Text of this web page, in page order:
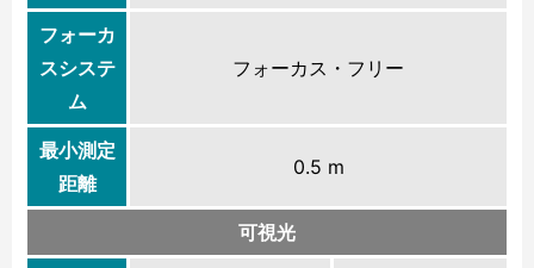
フォーカ
スシステ
ム
フォーカス・フリー
最小測定
距離
0.5 m
可視光